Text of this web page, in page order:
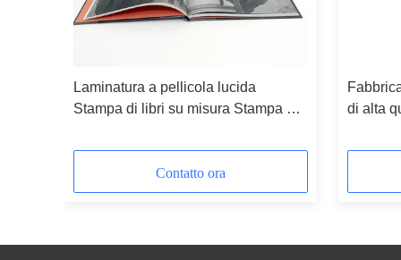
Laminatura a pellicola lucida
Stampa di libri su misura Stampa di
illustrati
Contatto ora
di alta